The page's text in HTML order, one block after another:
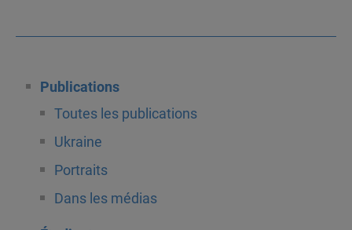
Publications
Toutes les publications
Ukraine
Portraits
Dans les médias